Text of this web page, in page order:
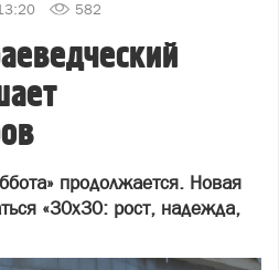
582
продолжается. Новая
«30х30: рост, надежда,